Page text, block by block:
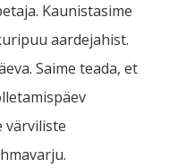
Kaunistasime
aardejahist.
Saime teada, et
värviliste